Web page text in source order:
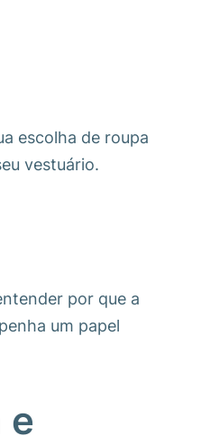
escolha de roupa
vestuário.
por que a
um papel
e